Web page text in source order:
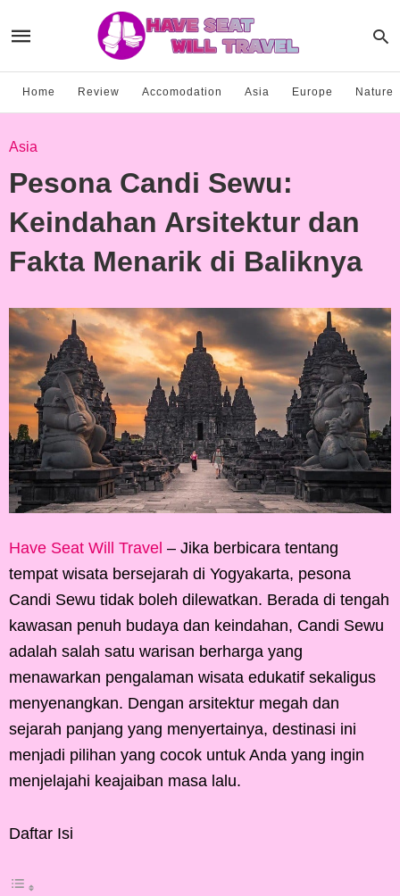
Home Review Accomodation Asia Europe Nature
Asia
Pesona Candi Sewu:
Keindahan Arsitektur dan
Fakta Menarik di Baliknya
Have Seat Will Travel – Jika berbicara tentang
tempat wisata bersejarah di Yogyakarta, pesona
Candi Sewu tidak boleh dilewatkan. Berada di tengah
kawasan penuh budaya dan keindahan, Candi Sewu
adalah salah satu warisan berharga yang
menawarkan pengalaman wisata edukatif sekaligus
menyenangkan. Dengan arsitektur megah dan
sejarah panjang yang menyertainya, destinasi ini
menjadi pilihan yang cocok untuk Anda yang ingin
menjelajahi keajaiban masa lalu.
Daftar Isi